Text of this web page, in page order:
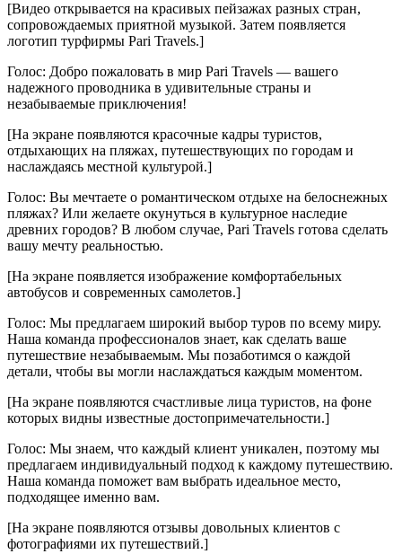
[Видео открывается на красивых пейзажах разных стран,
сопровождаемых приятной музыкой. Затем появляется
логотип турфирмы Pari Travels.]
Голос: Добро пожаловать в мир Pari Travels — вашего
надежного проводника в удивительные страны и
незабываемые приключения!
[На экране появляются красочные кадры туристов,
отдыхающих на пляжах, путешествующих по городам и
наслаждаясь местной культурой.]
Голос: Вы мечтаете о романтическом отдыхе на белоснежных
пляжах? Или желаете окунуться в культурное наследие
древних городов? В любом случае, Pari Travels готова сделать
вашу мечту реальностью.
[На экране появляется изображение комфортабельных
автобусов и современных самолетов.]
Голос: Мы предлагаем широкий выбор туров по всему миру.
Наша команда профессионалов знает, как сделать ваше
путешествие незабываемым. Мы позаботимся о каждой
детали, чтобы вы могли наслаждаться каждым моментом.
[На экране появляются счастливые лица туристов, на фоне
которых видны известные достопримечательности.]
Голос: Мы знаем, что каждый клиент уникален, поэтому мы
предлагаем индивидуальный подход к каждому путешествию.
Наша команда поможет вам выбрать идеальное место,
подходящее именно вам.
[На экране появляются отзывы довольных клиентов с
фотографиями их путешествий.]